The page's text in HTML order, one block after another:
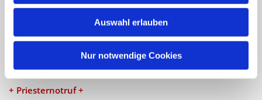
Auswahl erlauben
Nur notwendige Cookies
NAVIGATION
Veranstaltungen
+ Priesternotruf +